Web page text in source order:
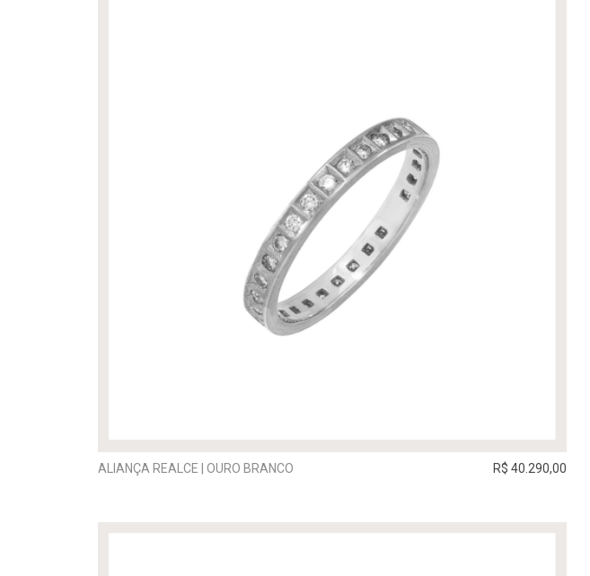
ALIANÇA REALCE | OURO BRANCO R$ 40.290,00